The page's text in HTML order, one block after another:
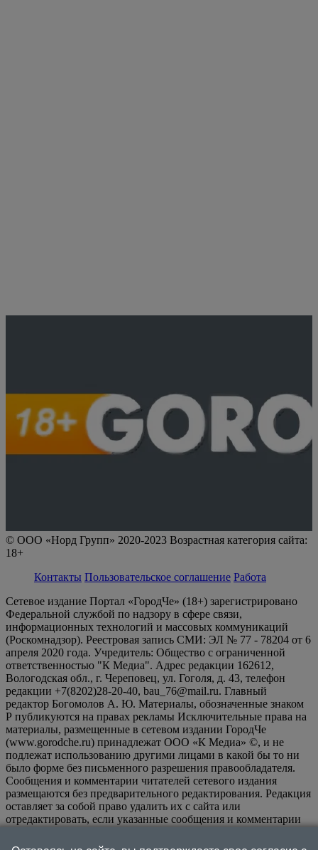
© ООО «Норд Групп» 2020-2023 Возрастная категория сайта:
18+
Контакты Пользовательское соглашение Работа
Сетевое издание Портал «ГородЧе» (18+) зарегистрировано
Федеральной службой по надзору в сфере связи,
информационных технологий и массовых коммуникаций
(Роскомнадзор). Реестровая запись СМИ: ЭЛ № 77 - 78204 от 6
апреля 2020 года. Учредитель: Общество с ограниченной
ответственностью "К Медиа". Адрес редакции 162612,
Вологодская обл., г. Череповец, ул. Гоголя, д. 43, телефон
редакции +7(8202)28-20-40, bau_76@mail.ru. Главный
редактор Богомолов А. Ю. Материалы, обозначенные знаком
Р публикуются на правах рекламы Исключительные права на
материалы, размещенные в сетевом издании ГородЧе
(www.gorodche.ru) принадлежат ООО «К Медиа» ©, и не
подлежат использованию другими лицами в какой бы то ни
было форме без письменного разрешения правообладателя.
Сообщения и комментарии читателей сетевого издания
размещаются без предварительного редактирования. Редакция
оставляет за собой право удалить их с сайта или
отредактировать, если указанные сообщения и комментарии
или нарушением иных требований закона.